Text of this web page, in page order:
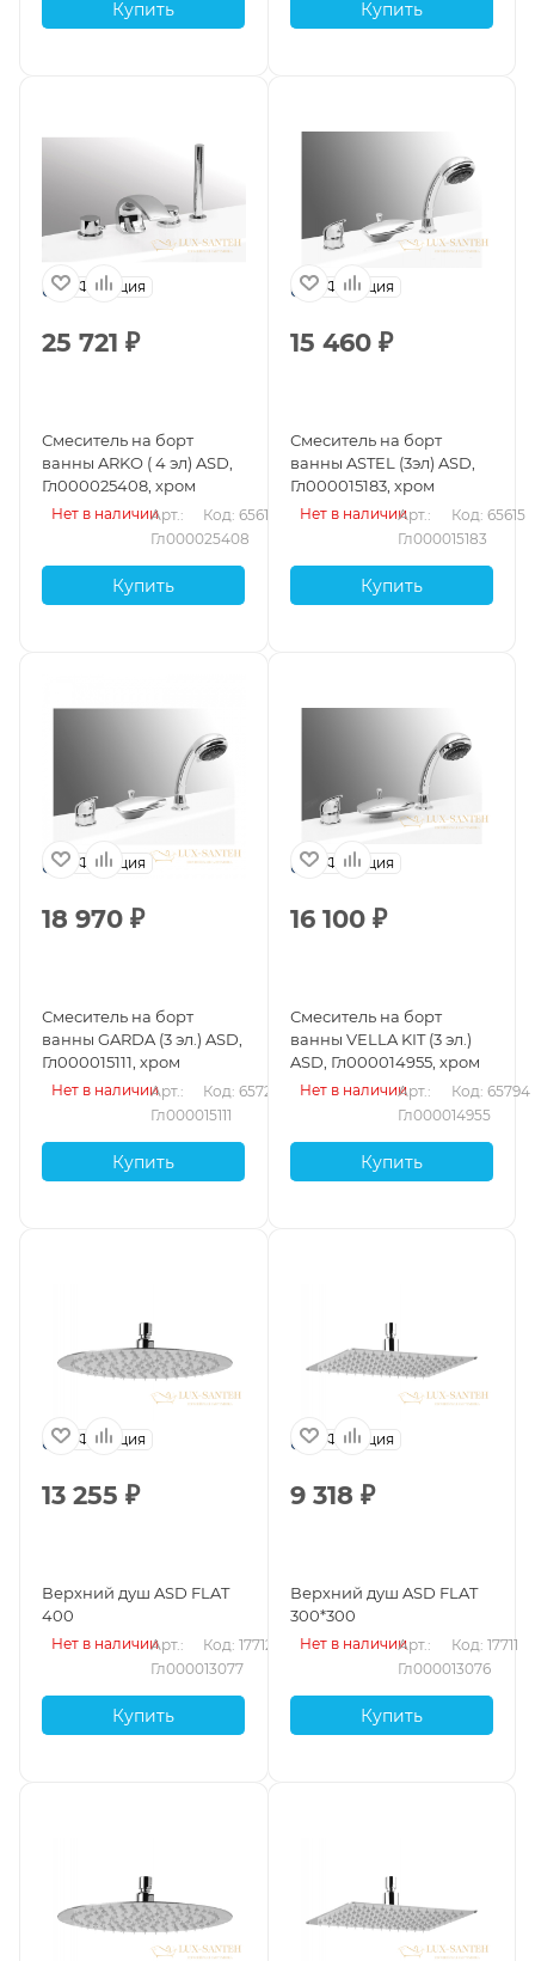
Купить Купить
Франция
25 721 ₽
Смеситель на борт
ванны ARKO ( 4 эл) ASD,
Гл000025408, хром
Нет в наличииАрт.:
Гл000025408
Код: 65614
Купить
Франция
15 460₽
Смеситель на борт
ванны ASTEL (3эл) ASD,
Гл000015183, хром
Нет в наличииАрт.:
Гл000015183
Код: 65615
Купить
Франция
18 970 ₽
Смеситель на борт
ванны GARDA (3 эл.) ASD,
Гл000015111, хром
Нет в наличииАрт.:
Гл000015111
Код: 65725
Купить
Франция
16 100₽
Смеситель на борт
ванны VELLA KIT (3 эл.)
ASD, Гл000014955, хром
Нет в наличииАрт.:
Гл000014955
Код: 65794
Купить
Франция
13 255 ₽
Верхний душ ASD FLAT
400
Нет в наличииАрт.:
Гл000013077
Код: 17712
Купить
Франция
9 318 ₽
Верхний душ ASD FLAT
300*300
Нет в наличииАрт.:
Гл000013076
Код: 17711
Купить